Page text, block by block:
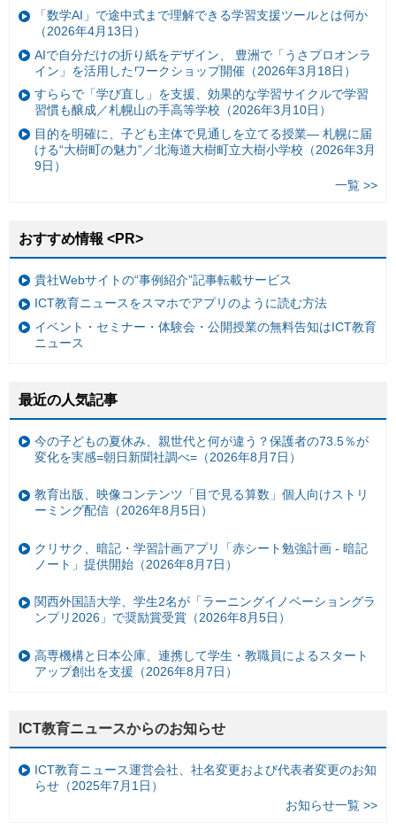
「数学AI」で途中式まで理解できる学習支援ツールとは何か
（2026年4月13日）
AIで自分だけの折り紙をデザイン、 豊洲で「うさプロオンラ
イン」を活用したワークショップ開催（2026年3月18日）
すららで「学び直し」を支援、効果的な学習サイクルで学習
習慣も醸成／札幌山の手高等学校（2026年3月10日）
目的を明確に、子ども主体で見通しを立てる授業— 札幌に届
ける“大樹町の魅力”／北海道大樹町立大樹小学校（2026年3月
9日）
一覧 >>
おすすめ情報 <PR>
貴社Webサイトの“事例紹介”記事転載サービス
ICT教育ニュースをスマホでアプリのように読む方法
イベント・セミナー・体験会・公開授業の無料告知はICT教育
ニュース
最近の人気記事
今の子どもの夏休み、親世代と何が違う？保護者の73.5％が
変化を実感=朝日新聞社調べ=（2026年8月7日）
教育出版、映像コンテンツ「目で見る算数」個人向けストリ
ーミング配信（2026年8月5日）
クリサク、暗記・学習計画アプリ「赤シート勉強計画 - 暗記
ノート」提供開始（2026年8月7日）
関西外国語大学、学生2名が「ラーニングイノベーショングラ
ンプリ2026」で奨励賞受賞（2026年8月5日）
高専機構と日本公庫、連携して学生・教職員によるスタート
アップ創出を支援（2026年8月7日）
ICT教育ニュースからのお知らせ
ICT教育ニュース運営会社、社名変更および代表者変更のお知
らせ（2025年7月1日）
お知らせ一覧 >>